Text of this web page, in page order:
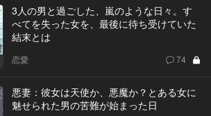
3人の男と過ごした、嵐のような日々。す
べてを失った女を、最後に待ち受けていた
結末とは
恋愛 74
悪妻：彼女は天使か、悪魔か？とある女に
魅せられた男の苦難が始まった日